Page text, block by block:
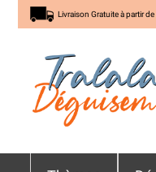
Livraison Gratuite à partir